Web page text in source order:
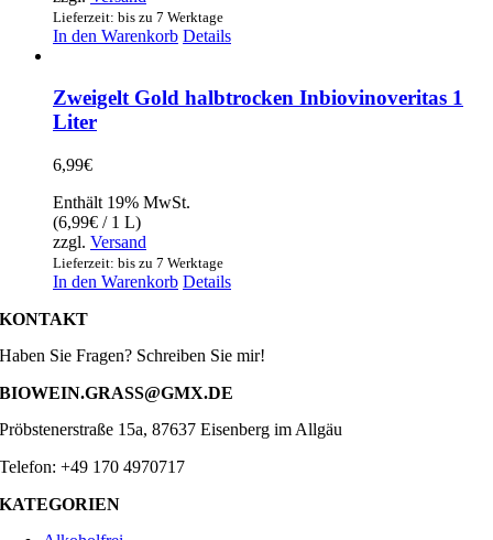
Lieferzeit: bis zu 7 Werktage
In den Warenkorb Details
Zweigelt Gold halbtrocken Inbiovinoveritas 1
Liter
6,99€
Enthält 19% MwSt.
(6,99€ / 1 L)
zzgl. Versand
Lieferzeit: bis zu 7 Werktage
In den Warenkorb Details
KONTAKT
Haben Sie Fragen? Schreiben Sie mir!
BIOWEIN.GRASS@GMX.DE
Pröbstenerstraße 15a, 87637 Eisenberg im Allgäu
Telefon: +49 170 4970717
KATEGORIEN